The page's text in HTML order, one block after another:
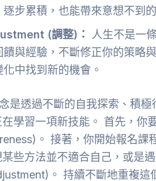
逐步累積，也能帶來意想不到
(調整)：
人生不是一
饋與經驗，不斷修正你的策略
化中找到新的機會。
是透過不斷的自我探索、積
學習一項新技能。 首先，你
。 接著，你開始報名課
些方法並不適合自己，或是
。 持續不斷地重複這